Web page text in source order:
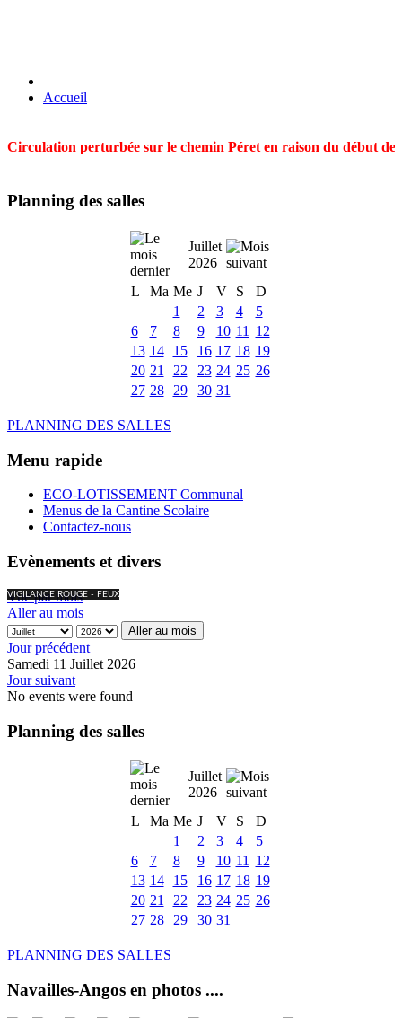
Accueil
Circulation perturbée sur le chemin Péret en raison du début
Planning des salles
Juillet
2026
L
Ma Me J V S
D
1
2 3 4
5
6
7 8 9 10 11
12
13 14 15 16 17 18 19
20 21 22 23 24 25 26
27 28 29 30 31
PLANNING DES SALLES
Menu rapide
ECO-LOTISSEMENT Communal
Menus de la Cantine Scolaire
Contactez-nous
Evènements et divers
VIGILANCE ROUGE - FEUX
Vue par mois
Aller au mois
Aller au mois
Jour précédent
Samedi 11 Juillet 2026
Jour suivant
No events were found
Planning des salles
Juillet
2026
L
Ma Me J V S
D
1
2 3 4
5
6
7 8 9 10 11
12
13 14 15 16 17 18 19
20 21 22 23 24 25 26
27 28 29 30 31
PLANNING DES SALLES
Navailles-Angos en photos ....